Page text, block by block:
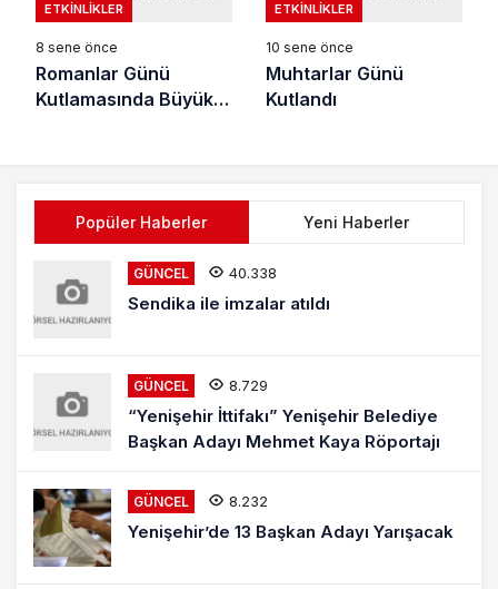
ETKINLIKLER
8 sene önce
Romanlar Günü
Kutlamasında Büyük
ETKINLIKLER
10 sene önce
Muhtarlar Günü
Kutlandı
Popüler Haberler Yeni Haberler
GÜNCEL 40.338
Sendika ile imzalar atıldı
GÜNCEL 8.729
“Yenişehir İttifakı” Yenişehir Belediye
Başkan Adayı Mehmet Kaya Röportajı
GÜNCEL 8.232
Yenişehir’de 13 Başkan Adayı Yarışacak